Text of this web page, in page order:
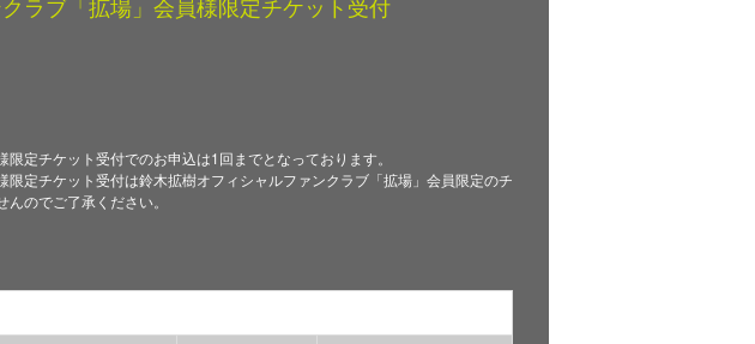
定チケット受付でのお申込は1回までとなっております。
限定チケット受付は鈴木拡樹オフィシャルファンクラブ「拡場」会員限定のチ
のでご了承ください。